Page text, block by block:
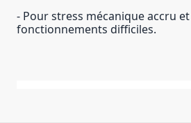
- Pour stress mécanique accru
fonctionnements difficiles.